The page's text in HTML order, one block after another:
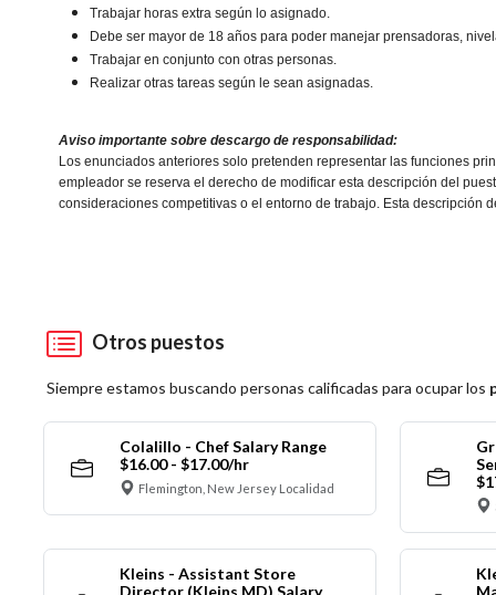
Trabajar horas extra según lo asignado.
Debe ser mayor de 18 años para poder manejar prensadoras,
Trabajar en conjunto con otras personas.
Realizar otras tareas según le sean asignadas.
Aviso importante sobre descargo de responsabilidad:
Los enunciados anteriores solo pretenden representar las funciones
empleador se reserva el derecho de modificar esta descripción del
consideraciones competitivas o el entorno de trabajo. Esta descripción
Otros puestos
Siempre estamos buscando personas calificadas para ocupar los
Colalillo - Chef Salary Range
$16.00 - $17.00/hr
Flemington, New Jersey Localidad
Kleins - Assistant Store
Director (Kleins MD) Salary